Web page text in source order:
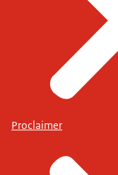
Proclaimer